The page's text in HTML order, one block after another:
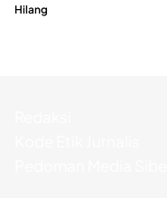
Hilang